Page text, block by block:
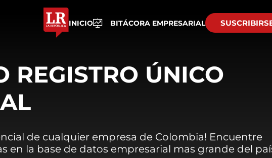
INICIO BITÁCORA EMPRESARIAL
REGISTRO ÚNICO
de cualquier empresa de Colombia! Encuentre
en la base de datos empresarial mas grande del